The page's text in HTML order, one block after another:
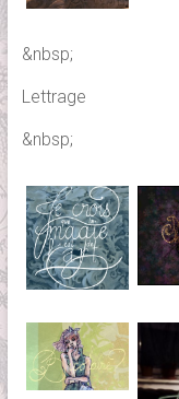
&nbsp;
Lettrage
&nbsp;